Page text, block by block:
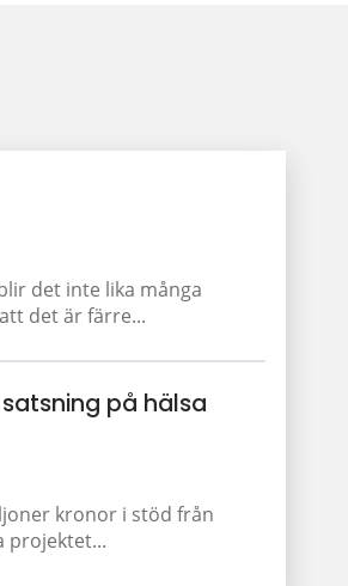
det inte lika många
det är färre...
på hälsa
kronor i stöd från
projektet...